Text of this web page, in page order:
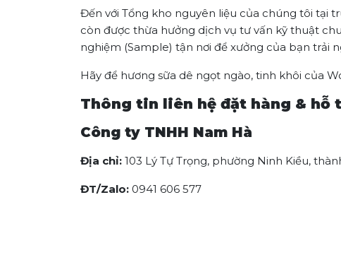
Đến với Tổng kho nguyên liệu của chúng tôi tại
còn được thừa hưởng dịch vụ tư vấn kỹ thuật
nghiệm (Sample) tận nơi để xưởng của bạn trải
Hãy để hương sữa dê ngọt ngào, tinh khôi của
Thông tin liên hệ đặt hàng & hỗ
Công ty TNHH Nam Hà
Địa chỉ: 103 Lý Tự Trọng, phường Ninh Kiều,
ĐT/Zalo: 0941 606 577